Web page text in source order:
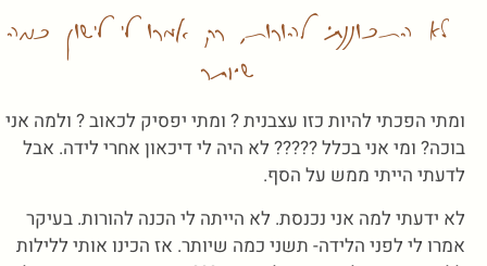
לא התכוננתי להורות, רק אמרו לי לישון כמה
שיותר
ומתי הפכתי להיות כזו עצבנית ? ומתי יפסיק לכאוב ? ולמה אני
בוכה? ומי אני בכלל ????? לא היה לי דיכאון אחרי לידה. אבל
לדעתי הייתי ממש על הסף.
לא ידעתי למה אני נכנסת. לא הייתה לי הכנה להורות. בעיקר
אמרו לי לפני הלידה- תשני כמה שיותר. אז הכינו אותי ללילות